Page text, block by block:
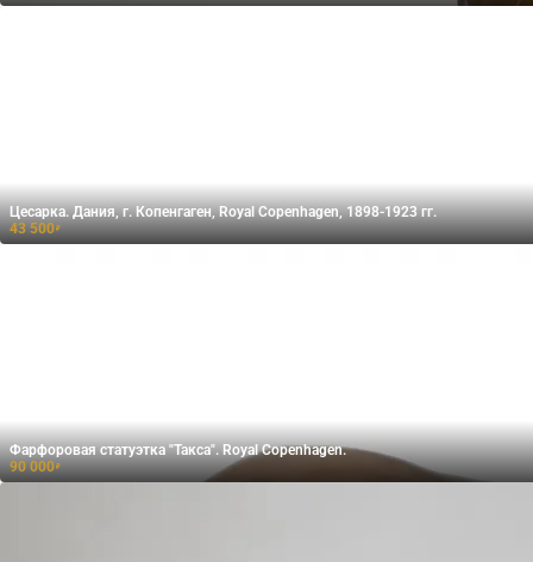
Цесарка. Дания, г. Копенгаген, Royal Copenhagen, 1898-1923 гг.
43 500₽
Фарфоровая статуэтка "Такса". Royal Copenhagen.
90 000₽